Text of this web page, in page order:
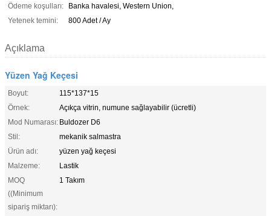
Ödeme koşulları:
Banka havalesi, Western Union,
Yetenek temini:
800 Adet / Ay
Açıklama
Yüzen Yağ Keçesi
Boyut:
115*137*15
Örnek:
Açıkça vitrin, numune sağlayabilir (ücretli)
Mod Numarası: Buldozer D6
Stil:
mekanik salmastra
Ürün adı:
yüzen yağ keçesi
Malzeme:
Lastik
MOQ
((Minimum
sipariş miktarı):
1 Takım